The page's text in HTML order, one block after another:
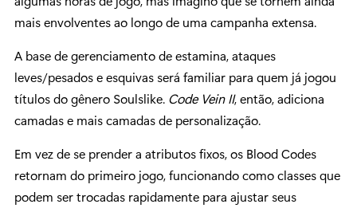
mais envolventes ao longo de uma campanha extensa.
A base de gerenciamento de estamina, ataques
leves/pesados e esquivas será familiar para quem já jogou
títulos do gênero Soulslike. Code Vein II, então, adiciona
camadas e mais camadas de personalização.
Em vez de se prender a atributos fixos, os Blood Codes
retornam do primeiro jogo, funcionando como classes que
podem ser trocadas rapidamente para ajustar seus